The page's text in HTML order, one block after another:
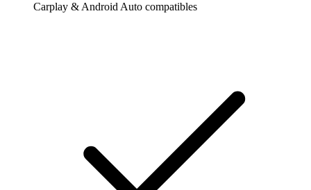
Carplay & Android Auto compatibles